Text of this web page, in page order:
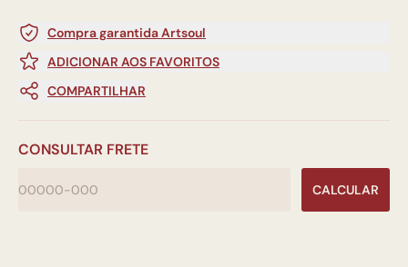
Compra garantida Artsoul
ADICIONAR AOS FAVORITOS
COMPARTILHAR
CONSULTAR FRETE
CALCULAR